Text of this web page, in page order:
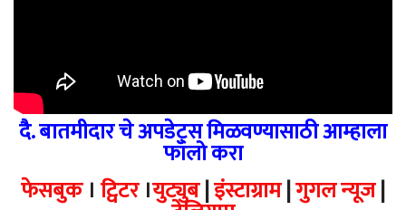
दै. बातमीदार चे अपडेट्स मिळवण्यासाठी आम्हाला
फॉलो करा
फेसबुक। ट्विटर।युट्युब|इंस्टाग्राम|गुगल न्यूज|